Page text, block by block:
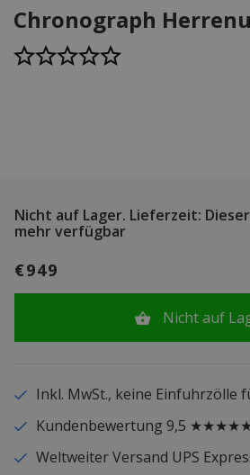
Chronograph
Nicht auf Lager. Lieferzeit:
mehr verfügbar
€949
Nicht auf
Inkl. MwSt., keine Einfuhrzölle
Kundenbewertung 9,5
Weltweiter Versand UPS